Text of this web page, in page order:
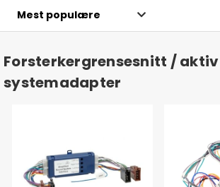
Forsterkergrensesnitt / aktiv
systemadapter